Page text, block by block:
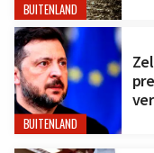
BUITENLAND
BUITENLAND